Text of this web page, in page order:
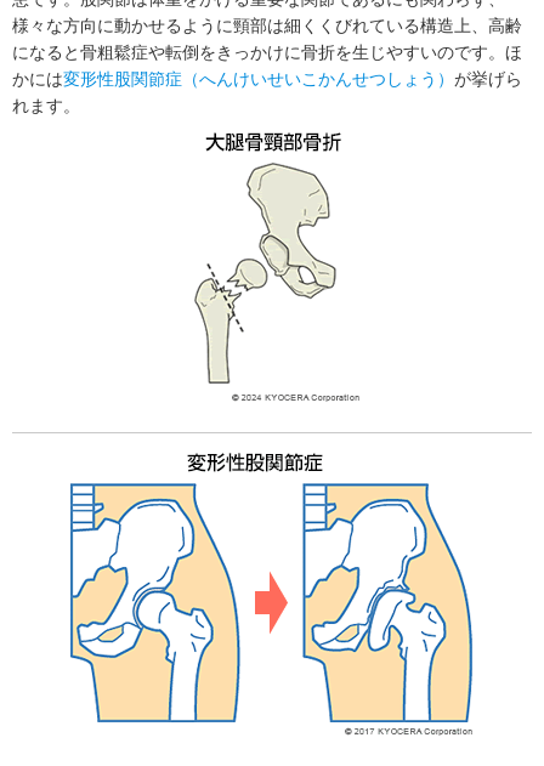
様々な方向に動かせるように頸部は細くくびれている構造上、高齢
になると骨粗鬆症や転倒をきっかけに骨折を生じやすいのです。ほ
かには変形性股関節症（へんけいせいこかんせつしょう） が挙げら
れます。